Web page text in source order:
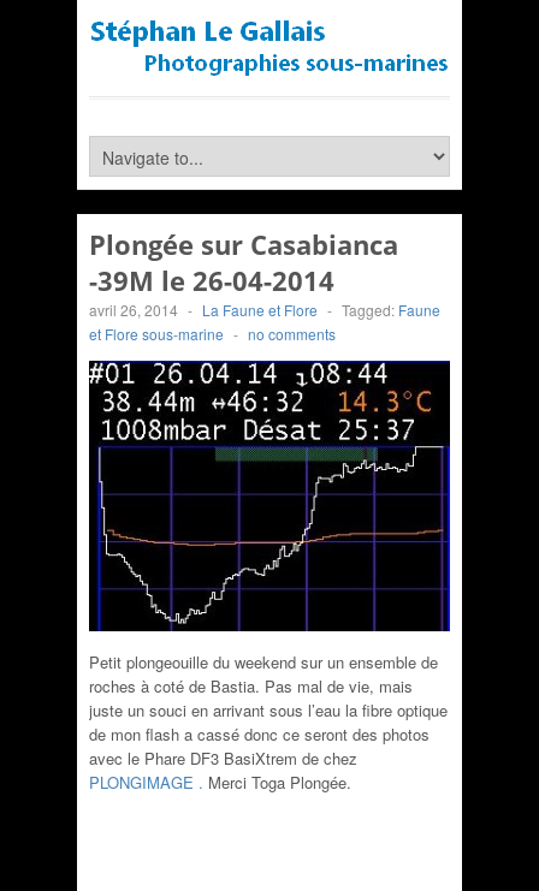
Plongée sur Casabianca
-39M le 26-04-2014
avril 26, 2014 - La Faune et Flore - Tagged: Faune
et Flore sous-marine - no comments
Petit plongeouille du weekend sur un ensemble de
roches à coté de Bastia. Pas mal de vie, mais
juste un souci en arrivant sous l’eau la fibre optique
de mon flash a cassé donc ce seront des photos
avec le Phare DF3 BasiXtrem de chez
PLONGIMAGE . Merci Toga Plongée.